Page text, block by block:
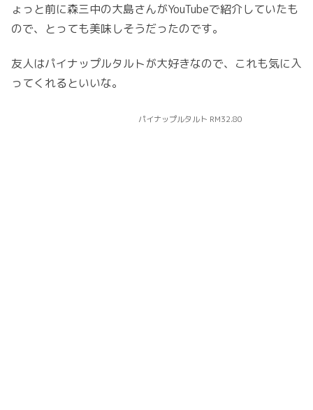
ょっと前に森三中の大島さんがYouTubeで紹介していたも
ので、とっても美味しそうだったのです。
友人はパイナップルタルトが大好きなので、これも気に入
ってくれるといいな。
パイナップルタルト RM32.80